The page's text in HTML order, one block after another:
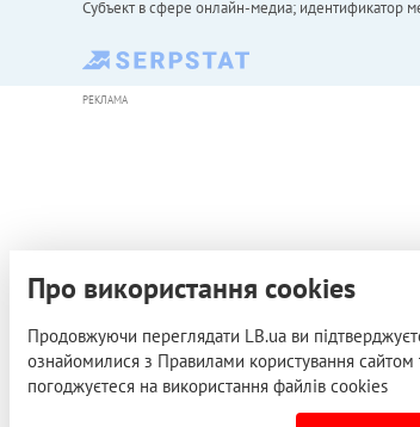
Субъект в сфере онлайн-медиа; идентификатор
РЕКЛАМА
Про використання cookies
Продовжуючи переглядати LB.ua ви
ознайомилися з Правилами користування сайтом
погоджуєтеся на використання файлів cookies